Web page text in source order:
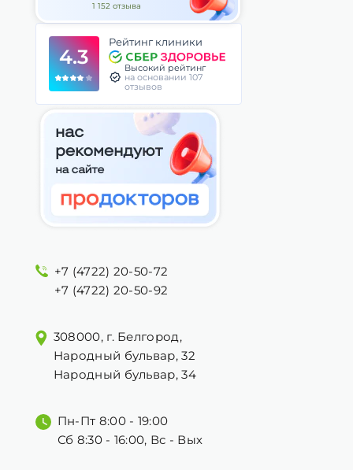
1 152 отзыва
4.3
Рейтинг клиники
Высокий рейтинг
на основании 107
отзывов
+7 (4722) 20-50-72
+7 (4722) 20-50-92
308000, г. Белгород,
Народный бульвар, 32
Народный бульвар, 34
Пн-Пт 8:00 - 19:00
Сб 8:30 - 16:00, Вс - Вых